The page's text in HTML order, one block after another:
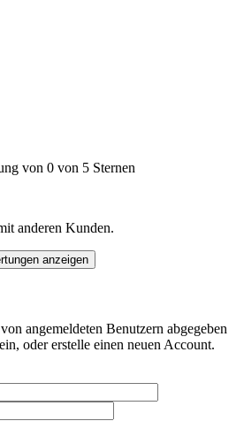
von 0 von 5 Sternen
anderen Kunden.
anzeigen
angemeldeten Benutzern abgegeben
oder erstelle einen neuen Account.